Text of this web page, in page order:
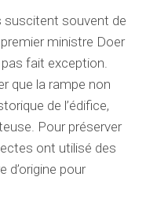
suscitent souvent de
ministre Doer
pas fait exception.
que la rampe non
de l’édifice,
Pour préserver
ont utilisé des
d’origine pour